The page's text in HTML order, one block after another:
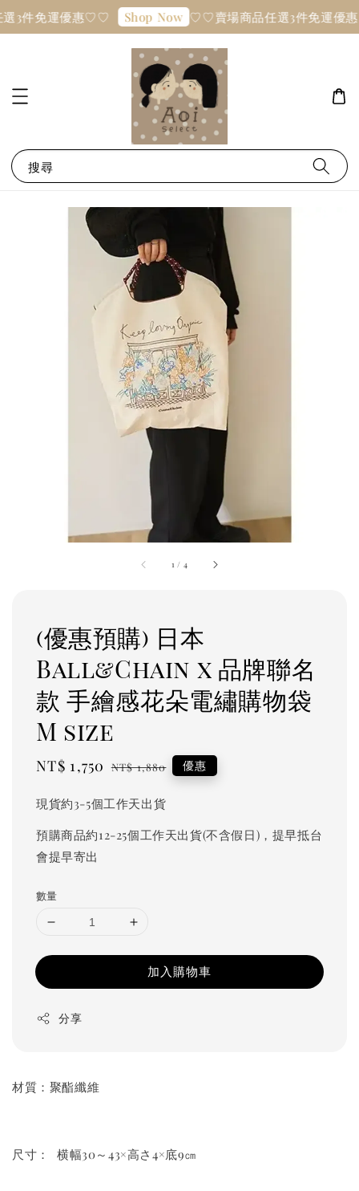
3件免運優惠♡♡ Shop Now ♡♡賣場商品任選3件免運優
搜尋
1 / 4
(優惠預購) 日本
Ball&Chain x 品牌聯名
款 手繪感花朵電繡購物袋
M size
Sale
NT$ 1,750 Regular
NT$ 1,880 優惠
現貨約3-5個工作天出貨
預購商品約12-25個工作天出貨(不含假日)，提早抵台
會提早寄出
數量
加入購物車
分享
材質：聚酯纖維
尺寸： 横幅30～43×高さ4×底9㎝